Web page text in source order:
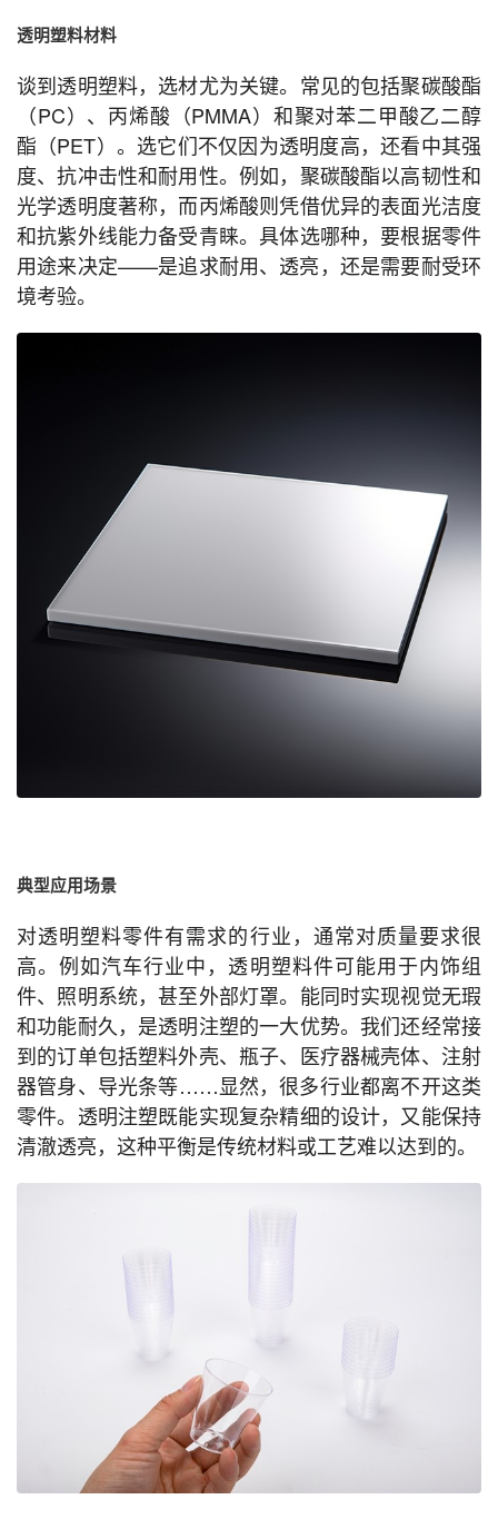
透明塑料材料
谈到透明塑料，选材尤为关键。常见的包括聚碳酸酯
（PC）、丙烯酸（PMMA）和聚对苯二甲酸乙二醇
酯（PET）。选它们不仅因为透明度高，还看中其强
度、抗冲击性和耐用性。例如，聚碳酸酯以高韧性和
光学透明度著称，而丙烯酸则凭借优异的表面光洁度
和抗紫外线能力备受青睐。具体选哪种，要根据零件
用途来决定——是追求耐用、透亮，还是需要耐受环
境考验。
典型应用场景
对透明塑料零件有需求的行业，通常对质量要求很
高。例如汽车行业中，透明塑料件可能用于内饰组
件、照明系统，甚至外部灯罩。能同时实现视觉无瑕
和功能耐久，是透明注塑的一大优势。我们还经常接
到的订单包括塑料外壳、瓶子、医疗器械壳体、注射
器管身、导光条等……显然，很多行业都离不开这类
零件。透明注塑既能实现复杂精细的设计，又能保持
清澈透亮，这种平衡是传统材料或工艺难以达到的。